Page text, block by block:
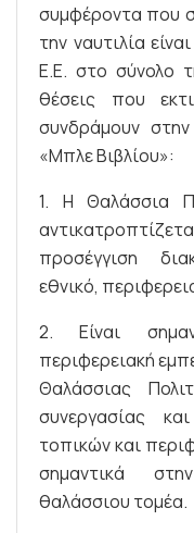
συμφέροντα που
την ναυτιλία
Ε.Ε. στο σύνολο
θέσεις που
συνδράμουν
«Μπλε Βιβλίου»:
1. Η Θαλάσσια
προσέγγιση
εθνικό,
2. Είναι
περιφερειακή
Θαλάσσιας
συνεργασίας
τοπικών και
σημαντικά
θαλάσσιου τομέα.